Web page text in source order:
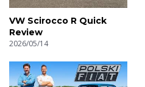
VW Scirocco R Quick
Review
2026/05/14